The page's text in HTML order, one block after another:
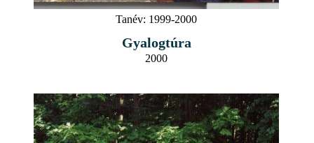
Tanév: 1999-2000
Gyalogtúra
2000